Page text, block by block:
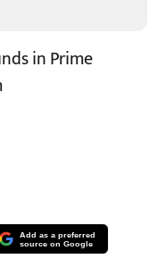
in Prime
Add as a preferred
source on Google